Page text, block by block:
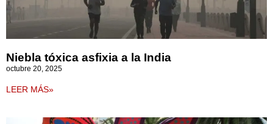
Niebla tóxica asfixia a la India
octubre 20, 2025
LEER MÁS»